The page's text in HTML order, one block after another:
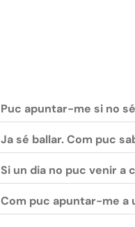
Puc apuntar-me si no
Ja sé ballar. Com puc
Si un dia no puc venir a
Com puc apuntar-me a